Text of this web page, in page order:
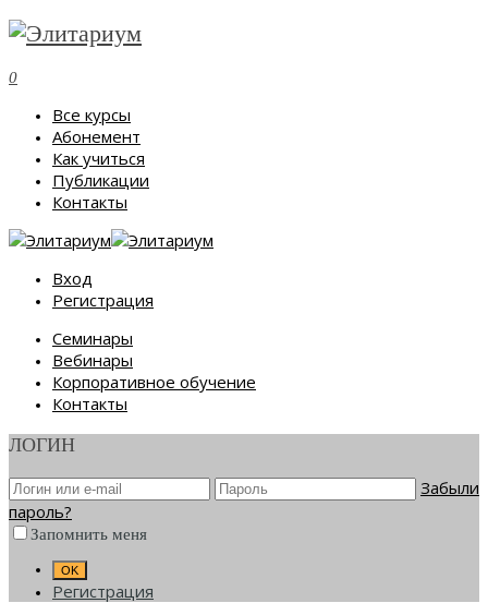
0
Все курсы
Абонемент
Как учиться
Публикации
Контакты
Вход
Регистрация
Семинары
Вебинары
Корпоративное обучение
Контакты
ЛОГИН
Забыли
пароль?
Запомнить меня
Регистрация